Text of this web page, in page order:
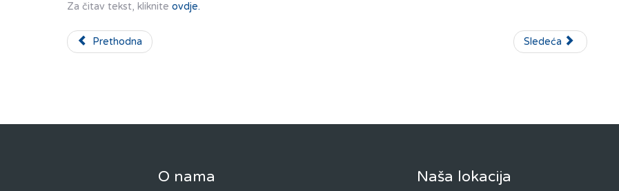
Za čitav tekst, kliknite ovdje.
Prethodna Sledeća
O nama Naša lokacija